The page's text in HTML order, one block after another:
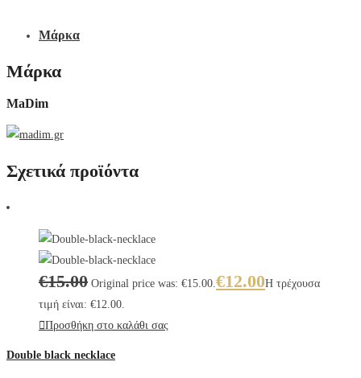
Μάρκα
Μάρκα
MaDim
Σχετικά προϊόντα
€15.00 Original price was: €15.00.€12.00Η τρέχουσα
τιμή είναι: €12.00.
Προσθήκη στο καλάθι σας
Double black necklace